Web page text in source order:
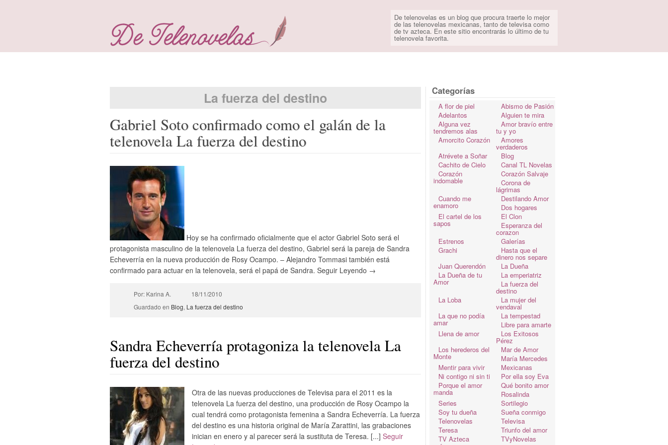
De telenovelas es un blog que procura traerte lo mejor
de las telenovelas mexicanas, tanto de televisa como
de tv azteca. En este sitio encontrarás lo último de tu
telenovela favorita.
La fuerza del destino
Gabriel Soto confirmado como el galán de la
telenovela La fuerza del destino
Hoy se ha confirmado oficialmente que el actor Gabriel Soto será el
protagonista masculino de la telenovela La fuerza del destino, Gabriel será la pareja de Sandra
Echeverría en la nueva producción de Rosy Ocampo. – Alejandro Tommasi también está
confirmado para actuar en la telenovela, será el papá de Sandra. Seguir Leyendo →
Por: Karina A.
18/11/2010
Guardado en Blog, La fuerza del destino
Sandra Echeverría protagoniza la telenovela La
fuerza del destino
Otra de las nuevas producciones de Televisa para el 2011 es la
telenovela La fuerza del destino, una producción de Rosy Ocampo la
cual tendrá como protagonista femenina a Sandra Echeverría. La fuerza
del destino es una historia original de María Zarattini, las grabaciones
inician en enero y al parecer será la sustituta de Teresa. [...]Seguir
Categorías
A flor de piel
Abismo de Pasión
Adelantos
Alguien te mira
Alguna vez
tendremos alas
Amor bravío entre
tu y yo
Amorcito Corazón
Amores
verdaderos
Atrévete a Soñar
Blog
Cachito de Cielo
Canal TL Novelas
Corazón
indomable
Corazón Salvaje
Corona de
lágrimas
Cuando me
enamoro
Destilando Amor
Dos hogares
El cartel de los
sapos
El Clon
Esperanza del
corazon
Estrenos
Galerías
Grachi
Hasta que el
dinero nos separe
Juan Querendón
La Dueña
La Dueña de tu
Amor
La emperiatriz
La fuerza del
destino
La Loba
La mujer del
vendaval
La que no podía
amar
La tempestad
Libre para amarte
Llena de amor
Los Exitosos
Pérez
Los herederos del
Monte
Mar de Amor
María Mercedes
Mentir para vivir
Mexicanas
Ni contigo ni sin ti
Por ella soy Eva
Porque el amor
manda
Qué bonito amor
Rosalinda
Series
Sortilegio
Soy tu dueña
Sueña conmigo
Telenovelas
Televisa
Teresa
Triunfo del amor
TV Azteca
TVyNovelas